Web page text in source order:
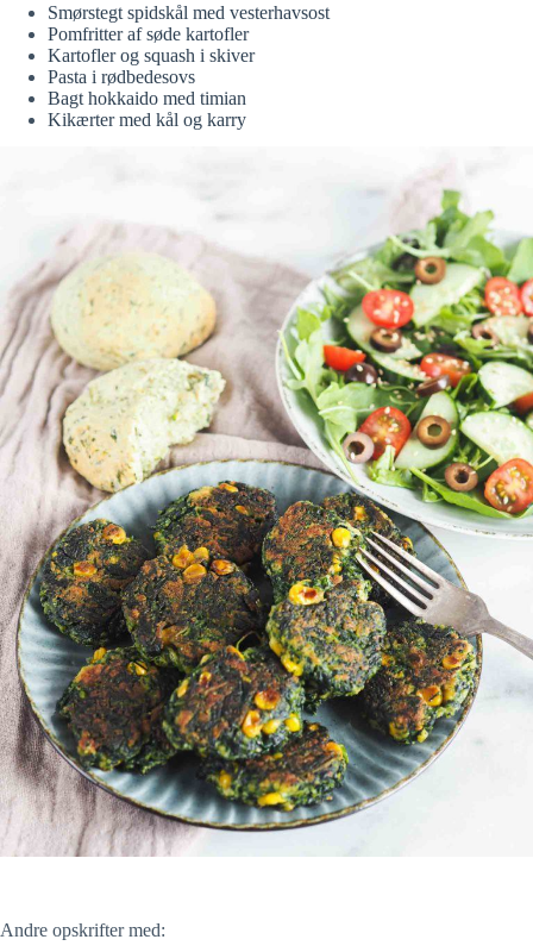
Smørstegt spidskål med vesterhavsost
Pomfritter af søde kartofler
Kartofler og squash i skiver
Pasta i rødbedesovs
Bagt hokkaido med timian
Kikærter med kål og karry
Andre opskrifter med: